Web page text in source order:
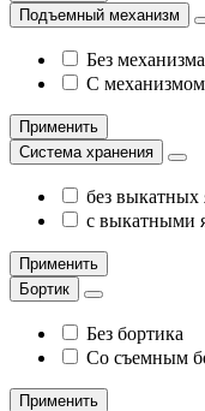
Подъемный механизм
Без механизма
С механизмом
Применить
Система хранения
без
с выкатными
Применить
Бортик
Без бортика
Со съемным
Применить